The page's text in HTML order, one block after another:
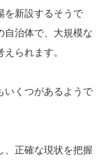
を新設するそうで
自治体で、大規模な
られます。
いくつがあるようで
、正確な現状を把握